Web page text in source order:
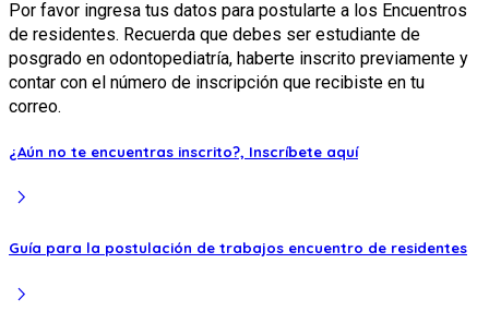
Por favor ingresa tus datos para postularte a los Encuentros
de residentes. Recuerda que debes ser estudiante de
posgrado en odontopediatría, haberte inscrito previamente y
contar con el número de inscripción que recibiste en tu
correo.
¿Aún no te encuentras inscrito?, Inscríbete aquí
chevron_right
Guía para la postulación de trabajos encuentro de residentes
chevron_right